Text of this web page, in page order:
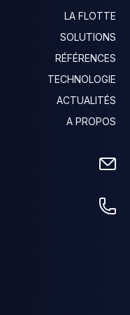
LA FLOTTE
SOLUTIONS
RÉFÉRENCES
TECHNOLOGIE
ACTUALITÉS
A PROPOS